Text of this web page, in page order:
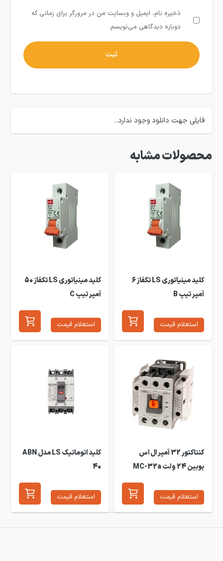
ذخیره نام، ایمیل و وبسایت من در مرورگر برای زمانی که
دوباره دیدگاهی می‌نویسم.
فایلی جهت دانلود وجود ندارد..
محصولات مشابه
کلید مینیاتوری LS تکفاز 6
آمپر تیپ B
استعلام قیمت
کلید مینیاتوری LS تکفاز 50
آمپر تیپ C
استعلام قیمت
کنتاکتور 32 آمپر ال اس
بوبین 24 ولت MC-32a
استعلام قیمت
کلید اتوماتیک LS مدل ABN
40
استعلام قیمت